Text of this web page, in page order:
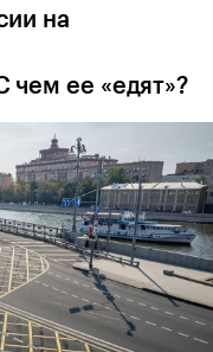
на
чем ее «едят»?